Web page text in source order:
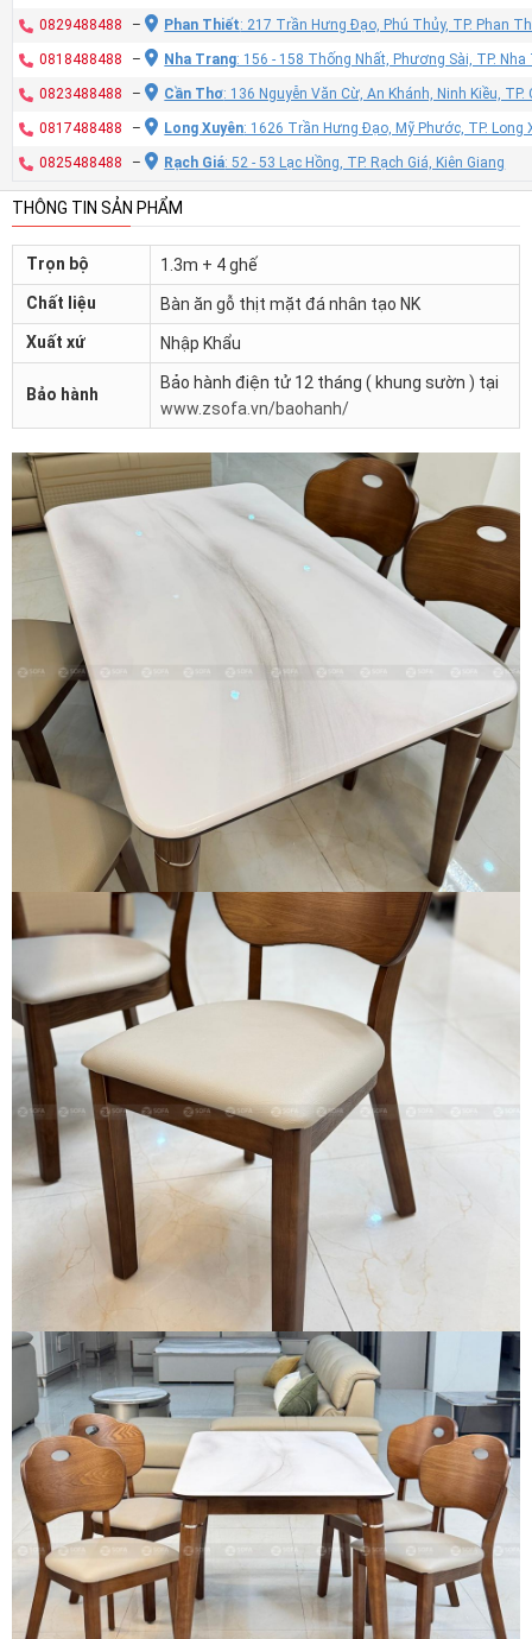
0829488488 – Phan Thiết: 217 Trần Hưng Đạo, Phú Thủy, TP. Phan
0818488488 – Nha Trang: 156 - 158 Thống Nhất, Phương Sài, TP.
0823488488 – Cần Thơ: 136 Nguyễn Văn Cừ, An Khánh, Ninh Kiều,
0817488488 – Long Xuyên: 1626 Trần Hưng Đạo, Mỹ Phước, TP. Long
0825488488 – Rạch Giá: 52 - 53 Lạc Hồng, TP. Rạch Giá, Kiên Giang
THÔNG TIN SẢN PHẨM
Trọn bộ
1.3m + 4 ghế
Chất liệu
Bàn ăn gỗ thịt mặt đá nhân tạo NK
Xuất xứ
Nhập Khẩu
Bảo hành
Bảo hành điện tử 12 tháng ( khung sườn ) tại
www.zsofa.vn/baohanh/